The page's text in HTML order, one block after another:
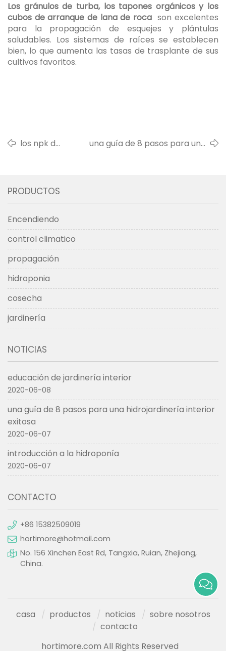
Los gránulos de turba, los tapones orgánicos y los
cubos de arranque de lana de roca son excelentes
para la propagación de esquejes y plántulas
saludables. Los sistemas de raíces se establecen
bien, lo que aumenta las tasas de trasplante de sus
cultivos favoritos.
los npk de
una guía de 8 pasos para una
PRODUCTOS
Encendiendo
control climatico
propagación
hidroponia
cosecha
jardinería
NOTICIAS
educación de jardinería interior
2020-06-08
una guía de 8 pasos para una hidrojardinería interior
exitosa
2020-06-07
introducción a la hidroponía
2020-06-07
CONTACTO
+86 15382509019
hortimore@hotmail.com
No. 156 Xinchen East Rd, Tangxia, Ruian, Zhejiang,
China.
casa productos noticias
sobre nosotros
contacto
hortimore.com All Rights Reserved